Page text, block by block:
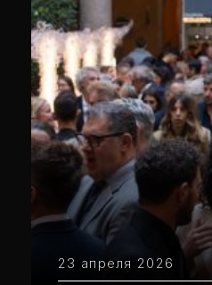
23 апреля 2026